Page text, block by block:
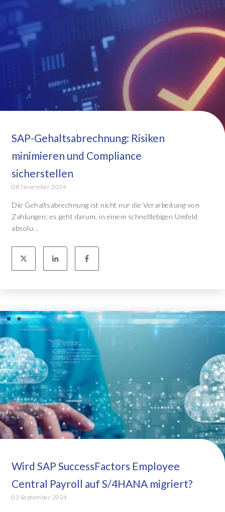
SAP-Gehaltsabrechnung: Risiken
minimieren und Compliance
sicherstellen
08 November 2024
Die Gehaltsabrechnung ist nicht nur die Verarbeitung von
Zahlungen; es geht darum, in einem schnelllebigen Umfeld
absolu...
Wird SAP SuccessFactors Employee
Central Payroll auf S/4HANA migriert?
03 September 2024